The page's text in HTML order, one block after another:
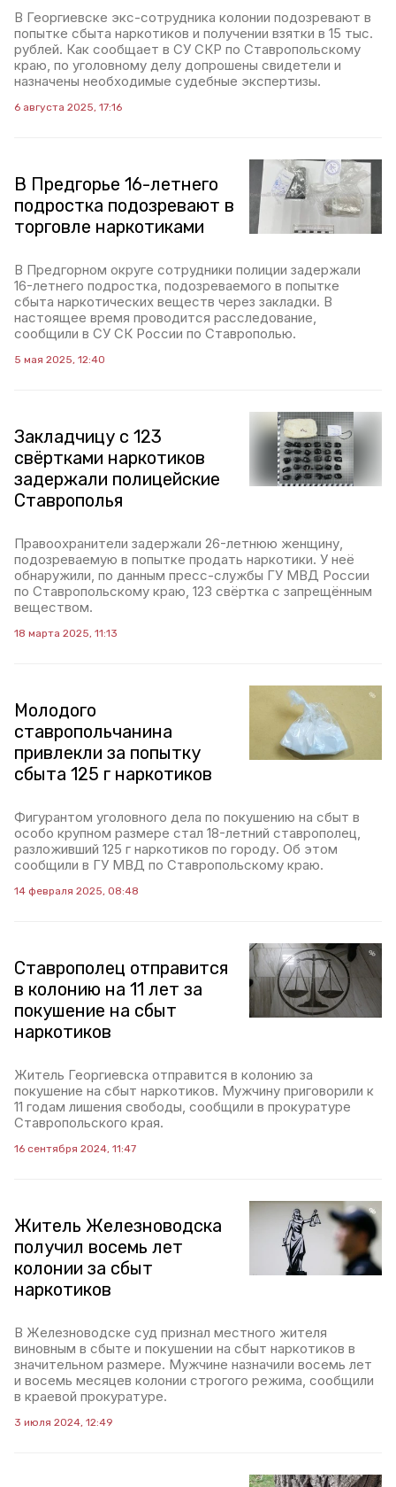
В Георгиевске экс-сотрудника колонии подозревают в
попытке сбыта наркотиков и получении взятки в 15 тыс.
рублей. Как сообщает в СУ СКР по Ставропольскому
краю, по уголовному делу допрошены свидетели и
назначены необходимые судебные экспертизы.
6 августа 2025, 17:16
В Предгорье 16-летнего
подростка подозревают в
торговле наркотиками
В Предгорном округе сотрудники полиции задержали
16-летнего подростка, подозреваемого в попытке
сбыта наркотических веществ через закладки. В
настоящее время проводится расследование,
сообщили в СУ СК России по Ставрополью.
5 мая 2025, 12:40
Закладчицу с 123
свёртками наркотиков
задержали полицейские
Ставрополья
Правоохранители задержали 26-летнюю женщину,
подозреваемую в попытке продать наркотики. У неё
обнаружили, по данным пресс-службы ГУ МВД России
по Ставропольскому краю, 123 свёртка с запрещённым
веществом.
18 марта 2025, 11:13
Молодого
ставропольчанина
привлекли за попытку
сбыта 125 г наркотиков
Фигурантом уголовного дела по покушению на сбыт в
особо крупном размере стал 18-летний ставрополец,
разложивший 125 г наркотиков по городу. Об этом
сообщили в ГУ МВД по Ставропольскому краю.
14 февраля 2025, 08:48
Ставрополец отправится
в колонию на 11 лет за
покушение на сбыт
наркотиков
Житель Георгиевска отправится в колонию за
покушение на сбыт наркотиков. Мужчину приговорили к
11 годам лишения свободы, сообщили в прокуратуре
Ставропольского края.
16 сентября 2024, 11:47
Житель Железноводска
получил восемь лет
колонии за сбыт
наркотиков
В Железноводске суд признал местного жителя
виновным в сбыте и покушении на сбыт наркотиков в
значительном размере. Мужчине назначили восемь лет
и восемь месяцев колонии строгого режима, сообщили
в краевой прокуратуре.
3 июля 2024, 12:49